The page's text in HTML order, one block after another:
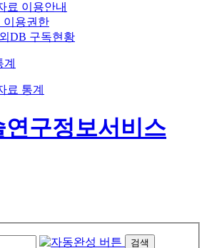
료 이용안내
이용권한
DB 구독현황
료 통계
검색